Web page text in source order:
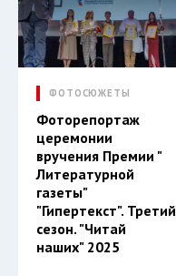
ФОТОСЮЖЕТЫ
Фоторепортаж
церемонии
вручения Премии "
Литературной
газеты"
"Гипертекст". Третий
сезон. "Читай
наших" 2025